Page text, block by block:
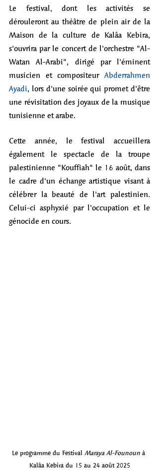
Le festival, dont les activités se
dérouleront au théâtre de plein air de la
Maison de la culture de Kalâa Kebira,
s'ouvrira par le concert de l'orchestre "Al-
Watan Al-Arabi", dirigé par l'éminent
musicien et compositeur Abderrahmen
Ayadi, lors d'une soirée qui promet d'être
une révisitation des joyaux de la musique
tunisienne et arabe.
Cette année, le festival accueillera
également le spectacle de la troupe
palestinienne "Kouffiah" le 16 août, dans
le cadre d'un échange artistique visant à
célébrer la beauté de l'art palestinien.
Celui-ci asphyxié par l'occupation et le
génocide en cours.
Le programme du Festival Maraya Al-Founoun à
Kalâa Kebira du 15 au 24 août 2025